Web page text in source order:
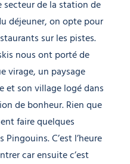
secteur de la station de
déjeuner, on opte pour
sur les pistes.
nous ont porté de
virage, un paysage
et son village logé dans
de bonheur. Rien que
faire quelques
C’est l’heure
car ensuite c’est